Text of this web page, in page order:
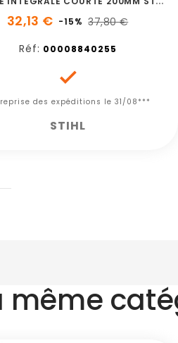
32,13 € -15% 37,80 €
Réf: 00008840255

des expéditions le 31/08***
STIHL